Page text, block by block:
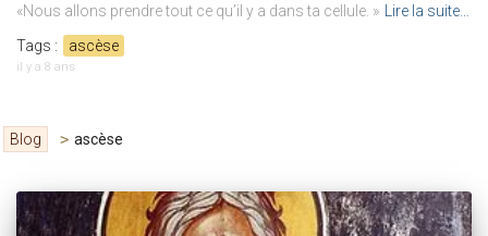
«Nous allons prendre tout ce qu’il y a dans ta cellule. »
Lire la suite…
Tags :
ascèse
il y a 8 ans
Blog > ascèse